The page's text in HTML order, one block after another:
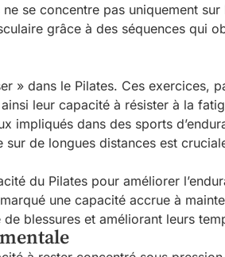
se concentre pas uniquement
grâce à des séquences qui
» dans le Pilates. Ces exercices,
leur capacité à résister à la
impliqués dans des sports
de longues distances est
du Pilates pour améliorer
une capacité accrue à
blessures et améliorant leurs